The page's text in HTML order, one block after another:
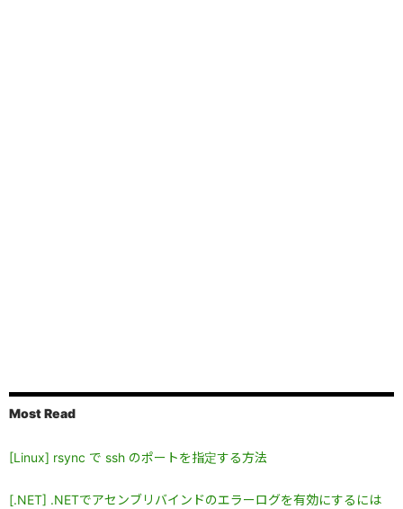
Most Read
[Linux] rsync で ssh のポートを指定する方法
[.NET] .NETでアセンブリバインドのエラーログを有効にするには